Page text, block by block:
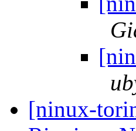
[ninux-